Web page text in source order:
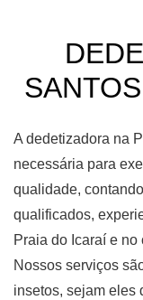
A dedetizadora na
necessária para
qualidade,
qualificados,
Praia do Icaraí e
Nossos serviços
insetos, sejam eles